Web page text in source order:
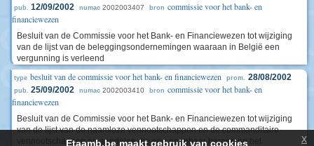
pub. 12/09/2002 numac 2002003407 bron commissie voor het bank- en
financiewezen
Besluit van de Commissie voor het Bank- en Financiewezen tot wijziging
van de lijst van de beleggingsondernemingen waaraan in België een
vergunning is verleend
type besluit van de commissie voor het bank- en financiewezen prom. 28/08/2002
pub. 25/09/2002 numac 2002003410 bron commissie voor het bank- en
financiewezen
Besluit van de Commissie voor het Bank- en Financiewezen tot wijziging
van de lijst van de naamloze vennootschappen en de commanditaire
vennootschappen op aandelen die een openbaar beroep op het
Etaamb.be maakt gebruik van cookies x